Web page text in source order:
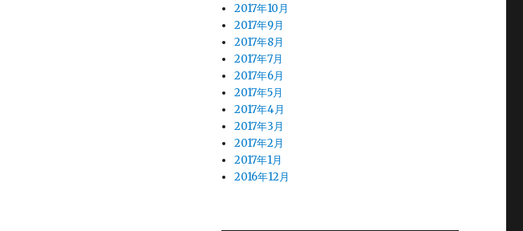
2017年10月
2017年9月
2017年8月
2017年7月
2017年6月
2017年5月
2017年4月
2017年3月
2017年2月
2017年1月
2016年12月